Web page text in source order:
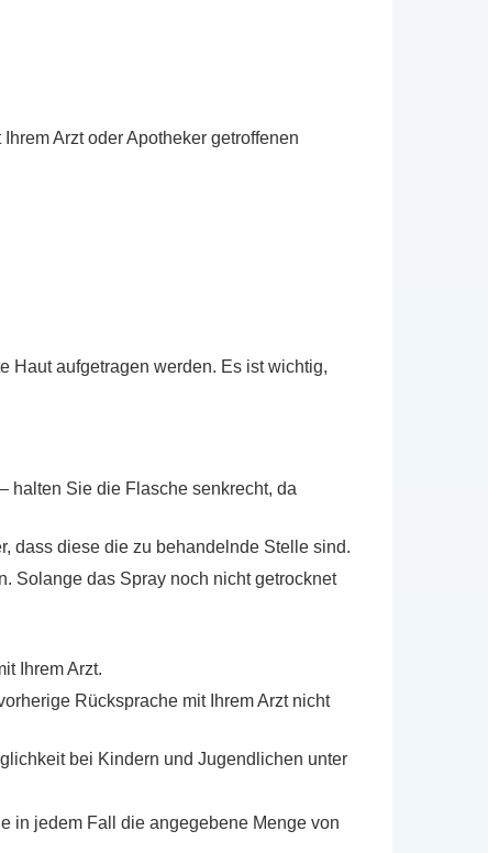
Arzt oder Apotheker getroffenen
Haut aufgetragen werden. Es ist wichtig,
halten Sie die Flasche senkrecht, da
dass diese die zu behandelnde Stelle sind.
Solange das Spray noch nicht getrocknet
Ihrem Arzt.
Rücksprache mit Ihrem Arzt nicht
bei Kindern und Jugendlichen unter
in jedem Fall die angegebene Menge von